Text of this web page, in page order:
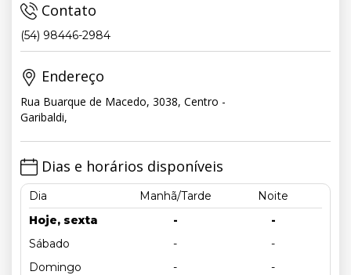
Contato
(54) 98446-2984
Endereço
Rua Buarque de Macedo, 3038, Centro -
Garibaldi,
Dias e horários disponíveis
Dia Manhã/Tarde
Noite
Hoje, sexta
-
-
Sábado
-
-
Domingo
-
-